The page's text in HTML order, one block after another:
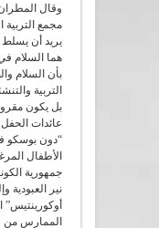
وقال
مجمع التربية
يريد أن
هما السلام
بأن السلام
التربية
بل يكون
عائدات
“دون بوسكو
الأطفال
جمهورية
نير العبودية
أوكورينتيس”
الممارس من